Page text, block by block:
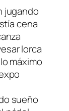
jugando
cena
lorca
máximo
sueño